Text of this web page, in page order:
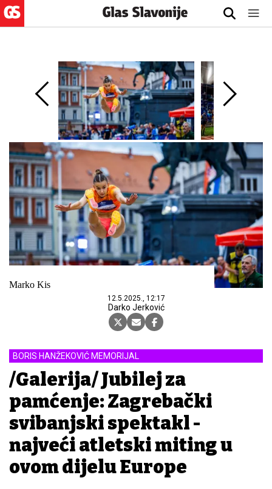
Marko Kis
12.5.2025., 12:17
Darko Jerković
BORIS HANŽEKOVIĆ MEMORIJAL
/Galerija/ Jubilej za
pamćenje: Zagrebački
svibanjski spektakl -
najveći atletski miting u
ovom dijelu Europe